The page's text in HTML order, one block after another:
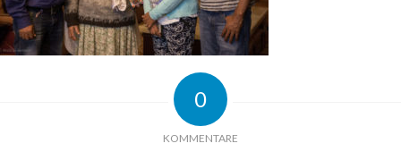
0
KOMMENTARE